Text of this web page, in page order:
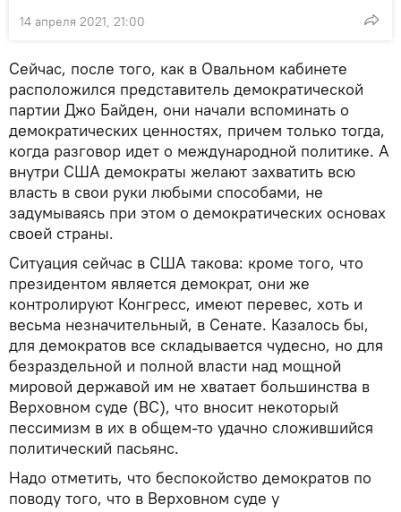
14 апреля 2021, 21:00
Сейчас, после того, как в Овальном кабинете
расположился представитель демократической
партии Джо Байден, они начали вспоминать о
демократических ценностях, причем только тогда,
когда разговор идет о международной политике. А
внутри США демократы желают захватить всю
власть в свои руки любыми способами, не
задумываясь при этом о демократических основах
своей страны.
Ситуация сейчас в США такова: кроме того, что
президентом является демократ, они же
контролируют Конгресс, имеют перевес, хоть и
весьма незначительный, в Сенате. Казалось бы,
для демократов все складывается чудесно, но для
безраздельной и полной власти над мощной
мировой державой им не хватает большинства в
Верховном суде (ВС), что вносит некоторый
пессимизм в их в общем-то удачно сложившийся
политический пасьянс.
Надо отметить, что беспокойство демократов по
поводу того, что в Верховном суде у